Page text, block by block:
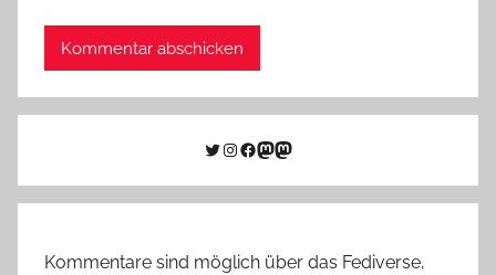
Twitter
Instagram
Facebook
Link zu Mastodon
Mastodon
Kommentare sind möglich über das Fediverse,